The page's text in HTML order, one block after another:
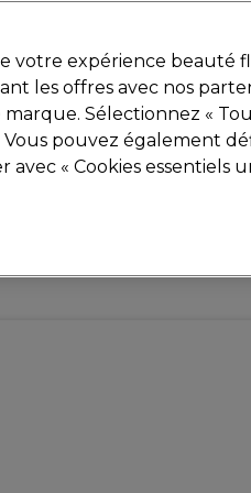
Rechercher
Electro et Matériel
votre expérience beauté
les offres avec nos
Sélectionnez «
pouvez également
avec « Cookies essentiels